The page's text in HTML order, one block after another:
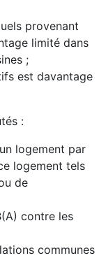
provenant
limité dans
;
est davantage
:
logement par
logement tels
de
contre les
communes